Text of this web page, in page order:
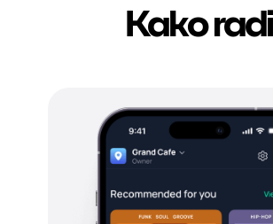
Kako radi